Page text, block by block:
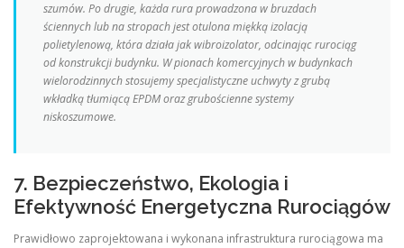
szumów. Po drugie, każda rura prowadzona w bruzdach
ściennych lub na stropach jest otulona miękką izolacją
polietylenową, która działa jak wibroizolator, odcinając rurociąg
od konstrukcji budynku. W pionach komercyjnych w budynkach
wielorodzinnych stosujemy specjalistyczne uchwyty z grubą
wkładką tłumiącą EPDM oraz grubościenne systemy
niskoszumowe.
7. Bezpieczeństwo, Ekologia i
Efektywność Energetyczna Rurociągów
Prawidłowo zaprojektowana i wykonana infrastruktura rurociągowa ma